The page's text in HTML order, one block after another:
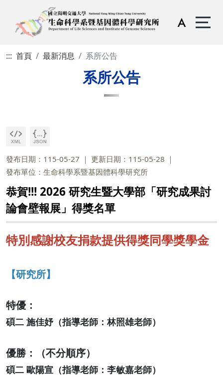
::: 首頁 最新消息 系所公告
系所公告
發布日期：115-05-27
更新日期：115-05-28
發布單位：生命科學系暨基因體科學研究所
恭賀!!! 2026 研究生​暨大學部​​「研究成果討
論會​壁報展」得獎名單
特別感謝校友捐款提供得獎同學獎學金
【研究所】
特優：
碩二 ​施佳妤（指導老師：​林照雄老師）
優勝：（不分順序）
碩二 ​歐陽宣（指導老師：​​李敏嘉老師）